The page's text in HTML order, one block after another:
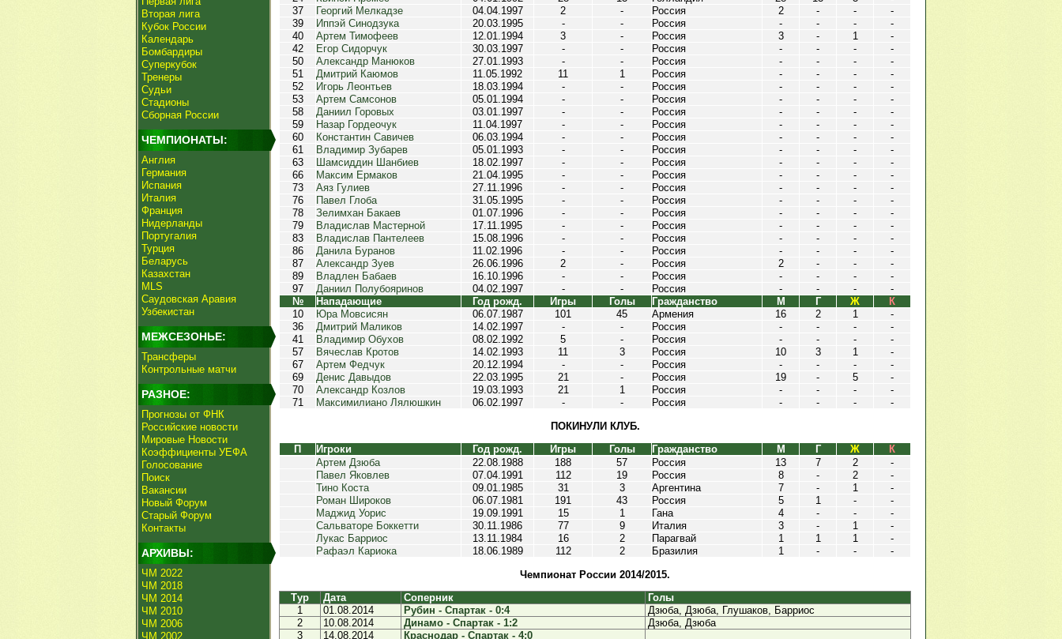
Вторая лига
Кубок России
Календарь
Бомбардиры
Суперкубок
Тренеры
Судьи
Стадионы
Сборная России
ЧЕМПИОНАТЫ:
Англия
Германия
Испания
Италия
Франция
Нидерланды
Португалия
Турция
Беларусь
Казахстан
MLS
Саудовская Аравия
Узбекистан
МЕЖСЕЗОНЬЕ:
Трансферы
Контрольные матчи
РАЗНОЕ:
Прогнозы от ФНК
Российские новости
Мировые Новости
Коэффициенты УЕФА
Голосование
Поиск
Вакансии
Новый Форум
Старый Форум
Контакты
АРХИВЫ:
ЧМ 2022
ЧМ 2018
ЧМ 2014
ЧМ 2010
ЧМ 2006
ЧМ 2002
37
Георгий Мелкадзе 04.04.1997 2 - Россия 2 - -
-
39
Иппэй Синодзука 20.03.1995 - - Россия - - -
-
40
Артем Тимофеев 12.01.1994 3 - Россия 3 - 1
-
42
Егор Сидорчук 30.03.1997 - - Россия - - -
-
50
Александр Манюков 27.01.1993 - - Россия - - -
-
51
Дмитрий Каюмов 11.05.1992 11 1 Россия - - -
-
52
Игорь Леонтьев 18.03.1994 - - Россия - - -
-
53
Артем Самсонов 05.01.1994 - - Россия - - -
-
58
Даниил Горовых 03.01.1997 - - Россия - - -
-
59
Назар Гордеочук 11.04.1997 - - Россия - - -
-
60
Константин Савичев 06.03.1994 - - Россия - - -
-
61
Владимир Зубарев 05.01.1993 - - Россия - - -
-
63
Шамсиддин Шанбиев 18.02.1997 - - Россия - - -
-
66
Максим Ермаков 21.04.1995 - - Россия - - -
-
73
Аяз Гулиев 27.11.1996 - - Россия - - -
-
76
Павел Глоба 31.05.1995 - - Россия - - -
-
78
Зелимхан Бакаев 01.07.1996 - - Россия - - -
-
79
Владислав Мастерной 17.11.1995 - - Россия - - -
-
83
Владислав Пантелеев 15.08.1996 - - Россия - - -
-
86
Данила Буранов 11.02.1996 - - Россия - - -
-
87
Александр Зуев 26.06.1996 2 - Россия 2 - -
-
89
Владлен Бабаев 16.10.1996 - - Россия - - -
-
97
Даниил Полубояринов 04.02.1997 - - Россия - - -
-
№
Нападающие Год рожд. Игры Голы Гражданство М Г Ж
К
10
Юра Мовсисян 06.07.1987 101 45 Армения 16 2 1
-
36
Дмитрий Маликов 14.02.1997 - - Россия - - -
-
41
Владимир Обухов 08.02.1992 5 - Россия - - -
-
57
Вячеслав Кротов 14.02.1993 11 3 Россия 10 3 1
-
67
Артем Федчук 20.12.1994 - - Россия - - -
-
69
Денис Давыдов 22.03.1995 21 - Россия 19 - 5
-
70
Александр Козлов 19.03.1993 21 1 Россия - - -
-
71
Максимилиано Лялюшкин 06.02.1997 - - Россия - - -
-
ПОКИНУЛИ КЛУБ.
П
Игроки Год рожд. Игры Голы Гражданство М Г Ж
К
Артем Дзюба
22.08.1988 188 57 Россия 13 7 2
-
Павел Яковлев
07.04.1991 112 19 Россия 8 - 2
-
Тино Коста
09.01.1985 31 3 Аргентина 7 - 1
-
Роман Широков
06.07.1981 191 43 Россия 5 1 -
-
Маджид Уорис
19.09.1991 15 1 Гана 4 - -
-
Сальваторе Боккетти
30.11.1986 77 9 Италия 3 - 1
-
Лукас Барриос
13.11.1984 16 2 Парагвай 1 1 1
-
Рафаэл Кариока
18.06.1989 112 2 Бразилия 1 - -
-
Чемпионат России 2014/2015.
Тур
Дата Соперник
Голы
1
01.08.2014 Рубин - Спартак - 0:4
Дзюба, Дзюба, Глушаков, Барриос
2
10.08.2014 Динамо - Спартак - 1:2
Дзюба, Дзюба
3
14.08.2014
Краснодар - Спартак - 4:0